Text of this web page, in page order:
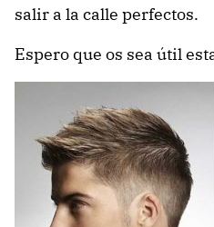
salir a la calle perfectos.
Espero que os sea útil